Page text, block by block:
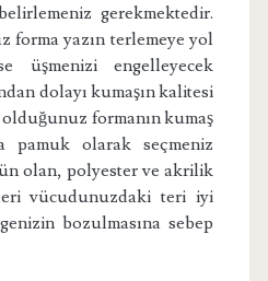
gerekmektedir.
forma yazın terlemeye yol
üşmenizi engelleyecek
dolayı kumaşın kalitesi
formanın kumaş
pamuk olarak seçmeniz
olan, polyester ve akrilik
vücudunuzdaki teri iyi
bozulmasına sebep